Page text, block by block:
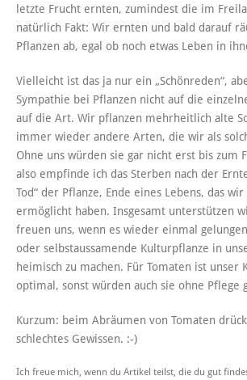
letzte Frucht ernten, zumindest die im
natürlich Fakt: Wir ernten und bald darauf
Pflanzen ab, egal ob noch etwas Leben in
Vielleicht ist das ja nur ein „Schönreden“,
Sympathie bei Pflanzen nicht auf die
auf die Art. Wir pflanzen mehrheitlich alte
immer wieder andere Arten, die wir als
Ohne uns würden sie gar nicht erst bis zum
also empfinde ich das Sterben nach der
Tod“ der Pflanze, Ende eines Lebens, das
ermöglicht haben. Insgesamt unterstützen
freuen uns, wenn es wieder einmal
oder selbstaussamende Kulturpflanze in
heimisch zu machen. Für Tomaten ist unser
optimal, sonst würden auch sie ohne Pflege
Kurzum: beim Abräumen von Tomaten
schlechtes Gewissen. :-)
Ich freue mich, wenn du Artikel teilst, die du gut